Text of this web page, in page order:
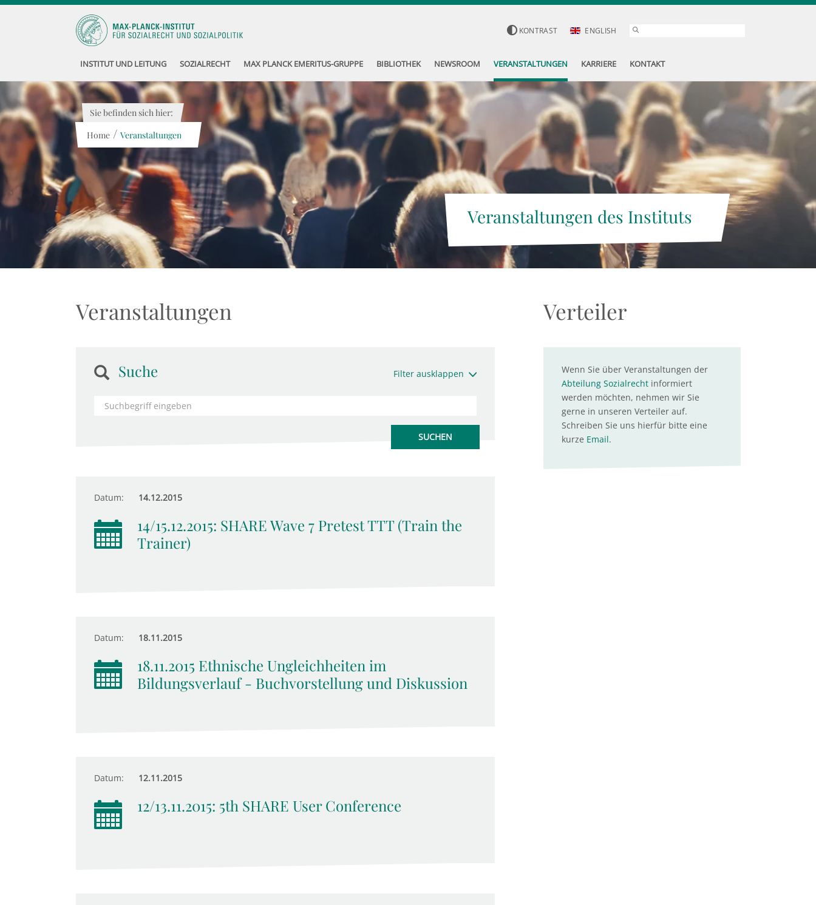
KONTRAST ENGLISH
INSTITUT UND LEITUNG SOZIALRECHT MAX PLANCK EMERITUS-GRUPPE BIBLIOTHEK NEWSROOM VERANSTALTUNGEN KARRIERE KONTAKT
Veranstaltungen des Instituts
Sie befinden sich hier:
Home / Veranstaltungen
Veranstaltungen
Suche Filter ausklappen
Datum: 14.12.2015
14/15.12.2015: SHARE Wave 7 Pretest TTT (Train the
Trainer)
Datum: 18.11.2015
18.11.2015 Ethnische Ungleichheiten im
Bildungsverlauf - Buchvorstellung und Diskussion
Datum: 12.11.2015
12/13.11.2015: 5th SHARE User Conference
Verteiler
Wenn Sie über Veranstaltungen der
Abteilung Sozialrechtinformiert
werden möchten, nehmen wir Sie
gerne in unseren Verteiler auf.
Schreiben Sie uns hierfür bitte eine
kurze Email.